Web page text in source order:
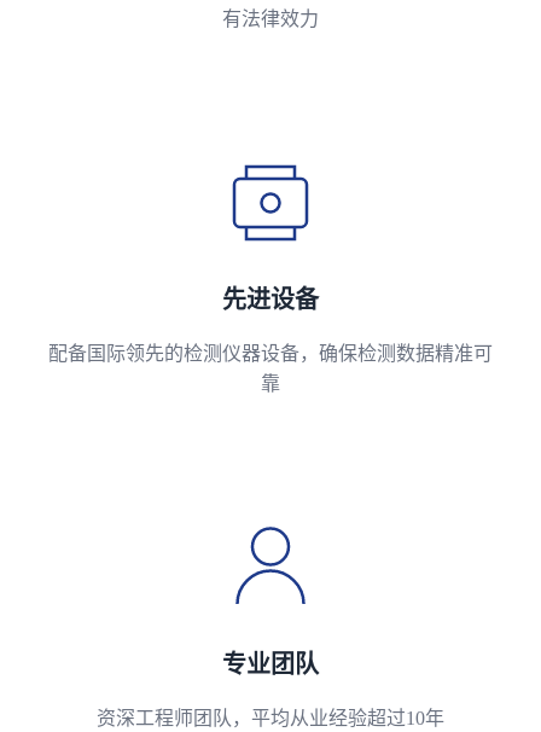
有法律效力
先进设备
配备国际领先的检测仪器设备，确保检测数据精准可
靠
专业团队
资深工程师团队，平均从业经验超过10年